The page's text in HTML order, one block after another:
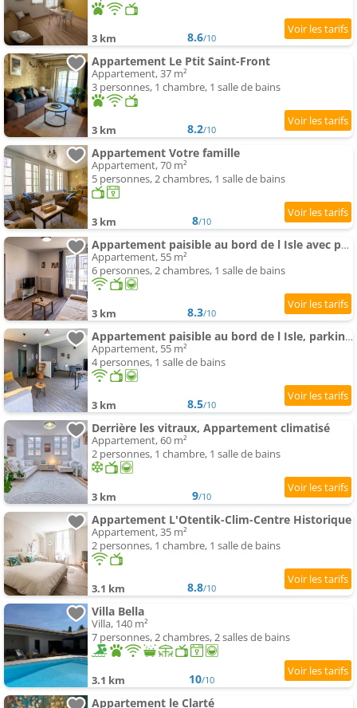
3 km 8.6/10
Appartement Le Ptit Saint-Front
Appartement, 37 m²
3 personnes, 1 chambre, 1 salle de bains
3 km 8.2/10
Appartement Votre famille
Appartement, 70 m²
5 personnes, 2 chambres, 1 salle de bains
3 km 8/10
Appartement paisible au bord de l Isle avec parking
Appartement, 55 m²
6 personnes, 2 chambres, 1 salle de bains
3 km 8.3/10
Appartement paisible au bord de l Isle, parking privé
Appartement, 55 m²
4 personnes, 1 salle de bains
3 km 8.5/10
Derrière les vitraux, Appartement climatisé
Appartement, 60 m²
2 personnes, 1 chambre, 1 salle de bains
3 km 9/10
Appartement L'Otentik-Clim-Centre Historique
Appartement, 35 m²
2 personnes, 1 chambre, 1 salle de bains
3.1 km 8.8/10
Villa Bella
Villa, 140 m²
7 personnes, 2 chambres, 2 salles de bains
3.1 km 10/10
Appartement le Clarté